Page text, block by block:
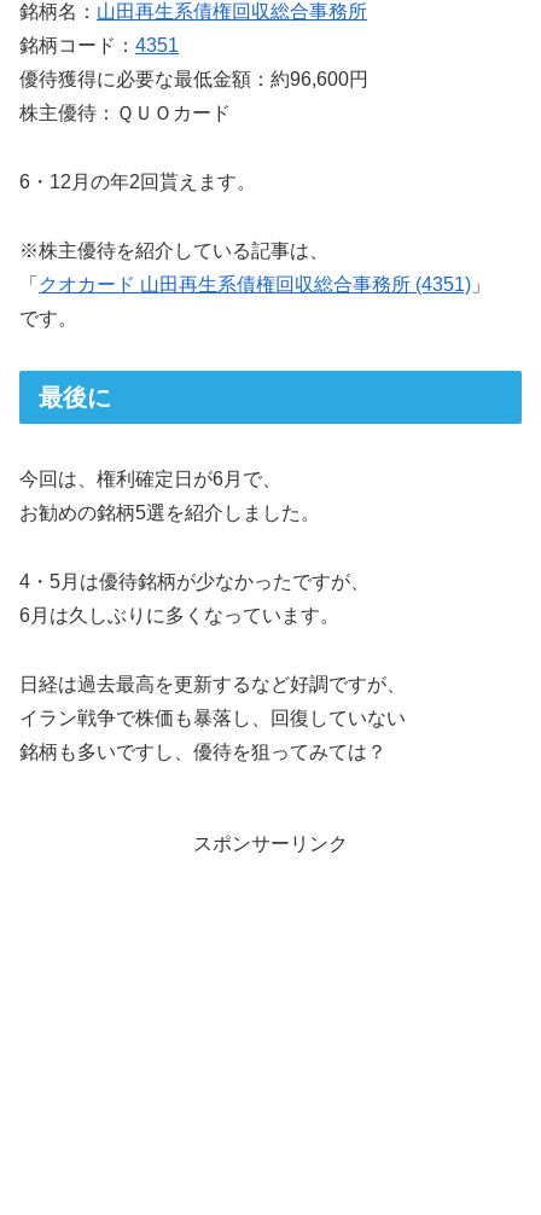
銘柄名： 山田再生系債権回収総合事務所
銘柄コード： 4351
優待獲得に必要な最低金額：約96,600円
株主優待：ＱＵＯカード
6・12月の年2回貰えます。
※株主優待を紹介している記事は、
「 クオカード 山田再生系債権回収総合事務所 (4351) 」
です。
最後に
今回は、権利確定日が6月で、
お勧めの銘柄5選を紹介しました。
4・5月は優待銘柄が少なかったですが、
6月は久しぶりに多くなっています。
日経は過去最高を更新するなど好調ですが、
イラン戦争で株価も暴落し、回復していない
銘柄も多いですし、優待を狙ってみては？
スポンサーリンク